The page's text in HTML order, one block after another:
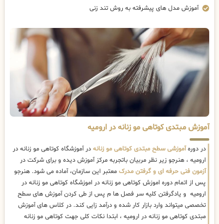
آموزش مدل های پیشرفته به روش تند زنی
آموزش مبتدی کوتاهی مو زنانه در ارومیه
در دورهآموزشی سطح مبتدی کوتاهی مو زنانه در آموزشگاه کوتاهی مو زنانه در
ارومیه ، هنرجو زیر نظر مربیان باتجربه مرکز آموزش دیده و برای شرکت در
آزمون فنی حرفه ای و گرفتن مدرک معتبر این سازمان، آماده می شود. هنرجو
پس از اتمام دوره اموزش کوتاهی مو زنانه در اموزشگاه کوتاهی مو زنانه در
ارومیه و یادگرفتن کلیه سر فصل ها م پس از طی کردن آموزش های سطح
تخصصی میتواند وارد بازار کار شده و درآمد زایی کند. در کلاس های آموزش
مبتدی کوتاهی مو زنانه در ارومیه ، ابتدا نکات کلی جهت کوتاهی مو زنانه